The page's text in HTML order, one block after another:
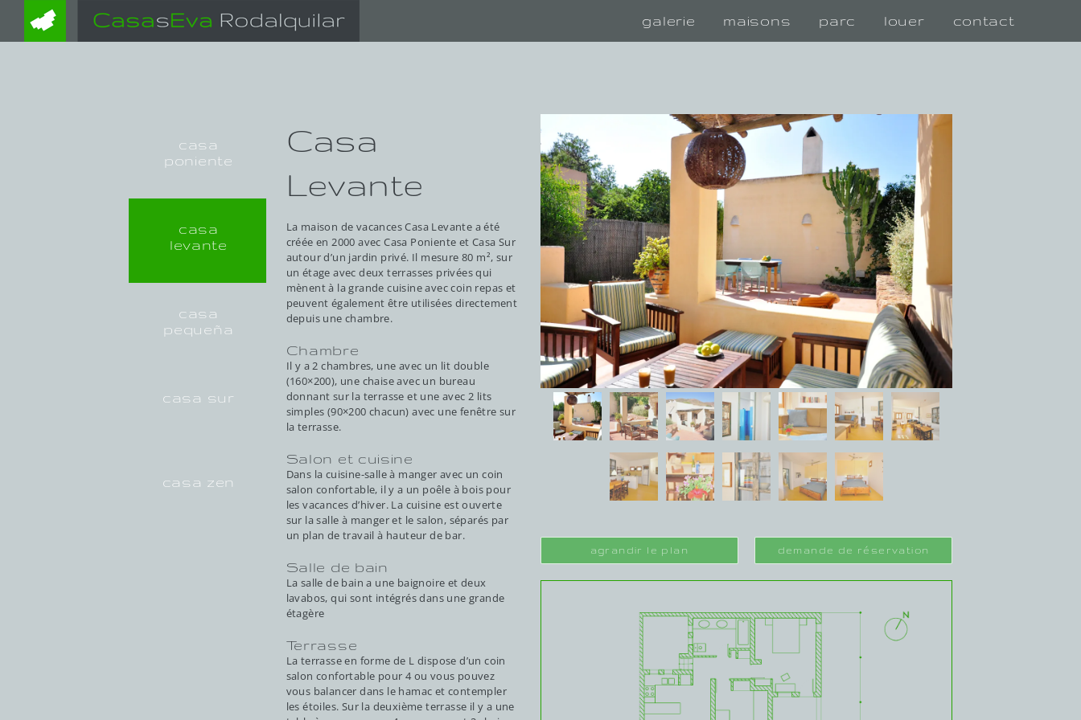
galerie maisons parc louer contact
casa
poniente
casa
levante
casa
pequeña
casa sur
casa zen
Casa
Levante
La maison de vacances Casa Levante a été
créée en 2000 avec Casa Poniente et Casa Sur
autour d’un jardin privé. Il mesure 80 m², sur
un étage avec deux terrasses privées qui
mènent à la grande cuisine avec coin repas et
peuvent également être utilisées directement
depuis une chambre.
Chambre
Il y a 2 chambres, une avec un lit double
(160×200), une chaise avec un bureau
donnant sur la terrasse et une avec 2 lits
simples (90×200 chacun) avec une fenêtre sur
la terrasse.
Salon et cuisine
Dans la cuisine-salle à manger avec un coin
salon confortable, il y a un poêle à bois pour
les vacances d’hiver. La cuisine est ouverte
sur la salle à manger et le salon, séparés par
un plan de travail à hauteur de bar.
Salle de bain
La salle de bain a une baignoire et deux
lavabos, qui sont intégrés dans une grande
étagère
Terrasse
La terrasse en forme de L dispose d’un coin
salon confortable pour 4 ou vous pouvez
vous balancer dans le hamac et contempler
les étoiles. Sur la deuxième terrasse il y a une
agrandir le plan demande de réservation